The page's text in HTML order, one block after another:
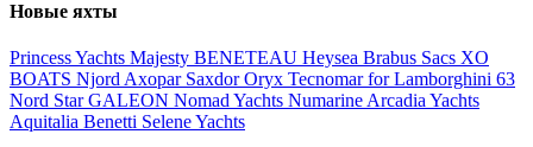
Новые яхты
Princess Yachts Majesty BENETEAU Heysea Brabus Sacs XO
BOATS NjordAxopar SaxdorOryx Tecnomar for Lamborghini 63
Nord StarGALEON Nomad Yachts NumarineArcadia Yachts
Aquitalia Benetti Selene Yachts